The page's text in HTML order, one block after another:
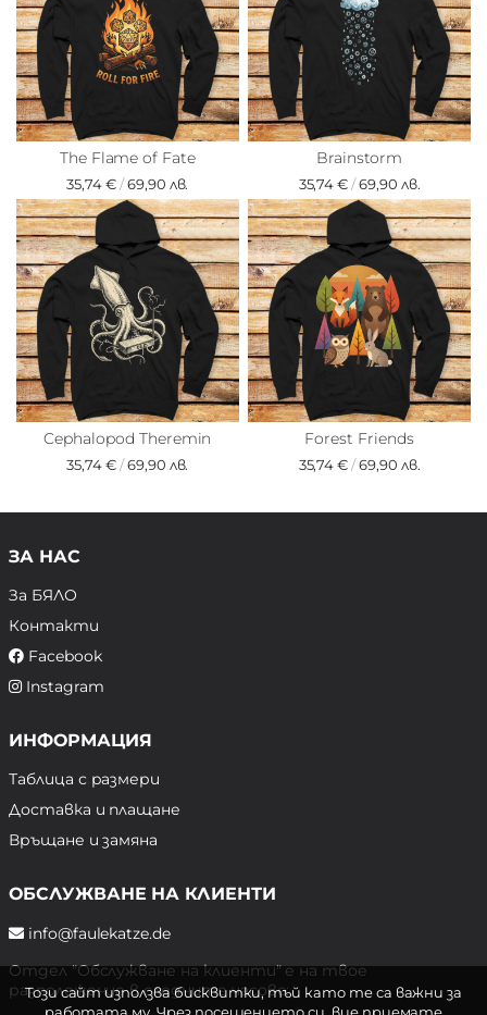
The Flame of Fate
35,74 €/69,90 лв.
Brainstorm
35,74 €/69,90 лв.
Cephalopod Theremin
35,74 €/69,90 лв.
Forest Friends
35,74 €/69,90 лв.
ЗА НАС
За БЯЛО
Контакти
Facebook
Instagram
ИНФОРМАЦИЯ
Таблица с размери
Доставка и плащане
Връщане и замяна
ОБСЛУЖВАНЕ НА КЛИЕНТИ
info@faulekatze.de
Отдел "Обслужване на клиенти" е на твое
разположение в следните часове:
Този сайт използва бисквитки, тъй като те са важни за